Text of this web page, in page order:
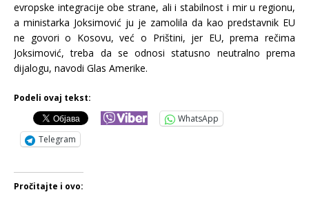
evropske integracije obe strane, ali i stabilnost i mir u regionu,
a ministarka Joksimović ju je zamolila da kao predstavnik EU
ne govori o Kosovu, već o Prištini, jer EU, prema rečima
Joksimović, treba da se odnosi statusno neutralno prema
dijalogu, navodi Glas Amerike.
Podeli ovaj tekst:
WhatsApp
Telegram
Pročitajte i ovo: